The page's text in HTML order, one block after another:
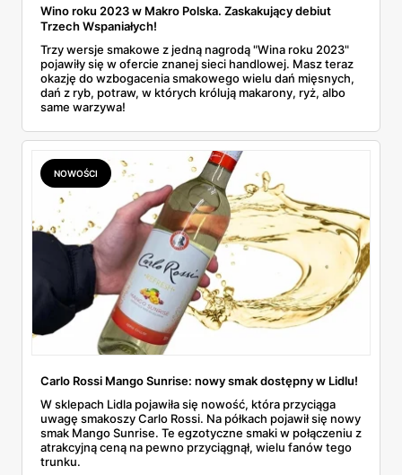
Wino roku 2023 w Makro Polska. Zaskakujący debiut
Trzech Wspaniałych!
Trzy wersje smakowe z jedną nagrodą "Wina roku 2023"
pojawiły się w ofercie znanej sieci handlowej. Masz teraz
okazję do wzbogacenia smakowego wielu dań mięsnych,
dań z ryb, potraw, w których królują makarony, ryż, albo
same warzywa!
NOWOŚCI
Carlo Rossi Mango Sunrise: nowy smak dostępny w Lidlu!
W sklepach Lidla pojawiła się nowość, która przyciąga
uwagę smakoszy Carlo Rossi. Na półkach pojawił się nowy
smak Mango Sunrise. Te egzotyczne smaki w połączeniu z
atrakcyjną ceną na pewno przyciągnął, wielu fanów tego
trunku.